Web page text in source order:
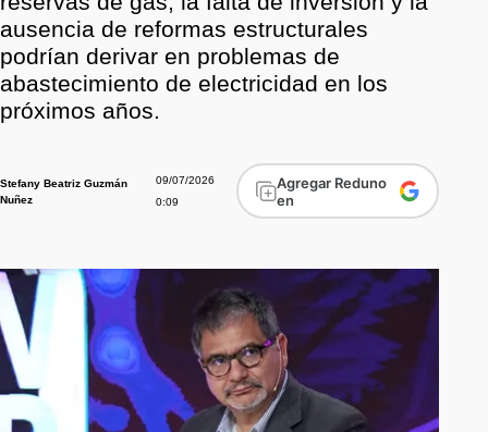
ausencia de reformas estructurales
podrían derivar en problemas de
abastecimiento de electricidad en los
próximos años.
Stefany Beatriz Guzmán
Nuñez
09/07/2026
0:09
Agregar Reduno
en